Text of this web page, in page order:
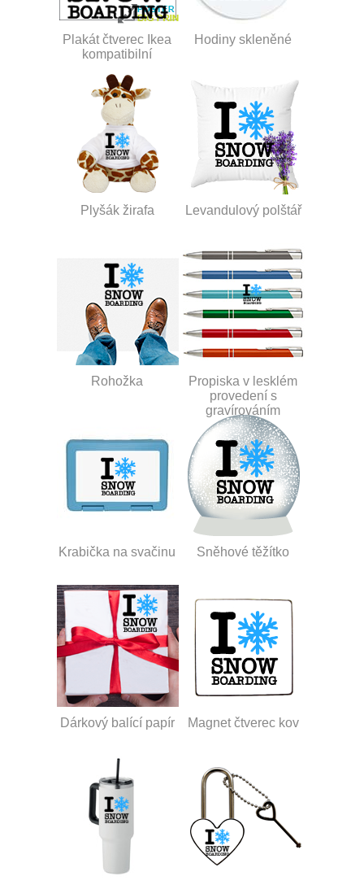
Plakát čtverec Ikea
kompatibilní
Hodiny skleněné
Plyšák žirafa Levandulový polštář
Rohožka
Propiska v lesklém
provedení s
gravírováním
Krabička na svačinu Sněhové těžítko
Dárkový balící papír Magnet čtverec kov